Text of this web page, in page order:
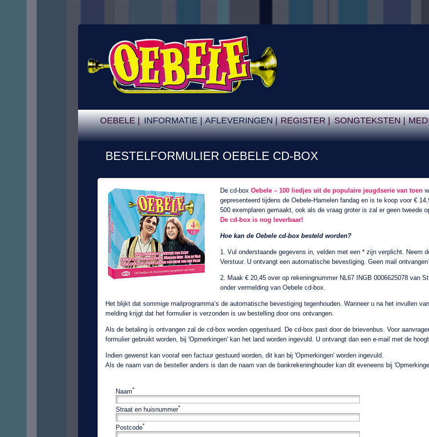
BESTELFORMULIER OEBELE CD-BOX
De cd-box Oebele – 100 liedjes uit de populaire jeugdserie van toen
gepresenteerd tijdens de Oebele-Hamelen fandag en is te koop voor €
500 exemplaren gemaakt, ook als de vraag groter is zal er geen tweede
De cd-box is nog leverbaar!
Hoe kan de Oebele cd-box besteld worden?
1. Vul onderstaande gegevens in, velden met een * zijn verplicht. Neem
Verstuur. U ontvangt een automatische bevestiging. Geen mail
2. Maak € 20,45 over op rekeningnummer NL67 INGB 0006625078 van
onder vermelding van Oebele cd-box.
Het blijkt dat sommige mailprogramma’s de automatische bevestiging tegenhouden. Wanneer u na het invullen
melding krijgt dat het formulier is verzonden is uw bestelling door ons ontvangen.
Als de betaling is ontvangen zal de cd-box worden opgestuurd. De cd-box past door de brievenbus. Voor
formulier gebruikt worden, bij 'Opmerkingen' kan het land worden ingevuld. U ontvangt dan een e-mail met de
Indien gewenst kan vooraf een factuur gestuurd worden, dit kan bij 'Opmerkingen' worden ingevuld.
Als de naam van de besteller anders is dan de naam van de bankrekeninghouder kan dit eveneens bij
REGISTER | SONGTEKSTEN |
INFORMATIE | AFLEVERINGEN |
OEBELE |
Naam*
Straat en huisnummer*
Postcode*